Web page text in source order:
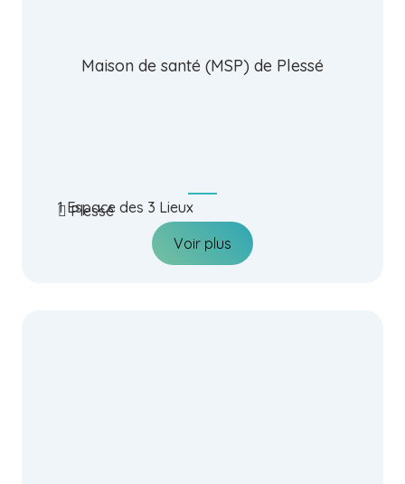
Maison de santé (MSP) de Plessé
1 Espace des 3 Lieux
Plessé
Voir plus